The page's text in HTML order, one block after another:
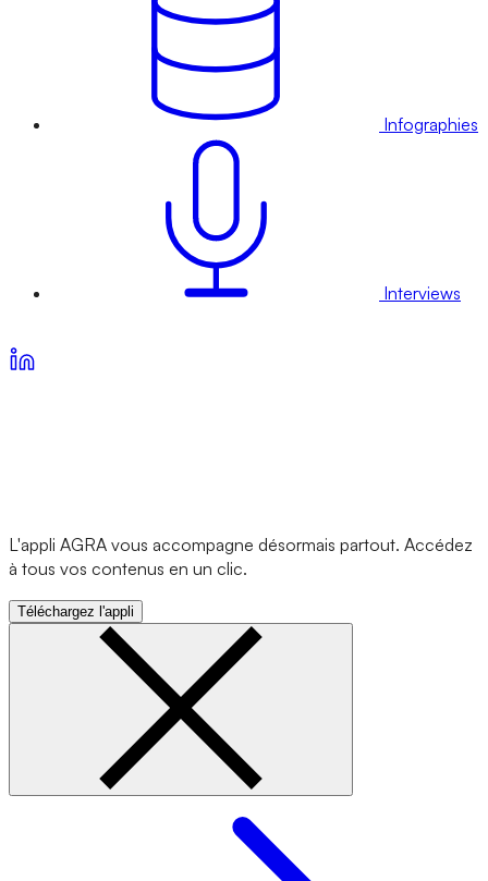
Infographies
Interviews
L'appli AGRA vous accompagne désormais partout. Accédez
à tous vos contenus en un clic.
Téléchargez l'appli